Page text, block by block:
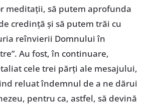
meditaţii, să putem aprofunda
credinţă şi să putem trăi cu
reînvierii Domnului în
Au fost, în continuare,
cele trei părţi ale mesajului,
reluat îndemnul de a ne dărui
pentru ca, astfel, să devină